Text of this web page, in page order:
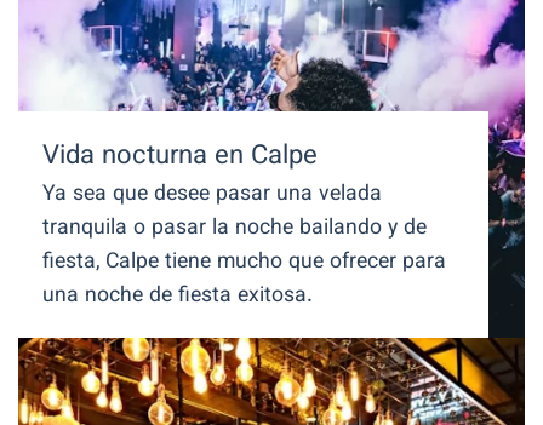
Vida nocturna en Calpe
Ya sea que desee pasar una velada
tranquila o pasar la noche bailando y de
fiesta, Calpe tiene mucho que ofrecer para
una noche de fiesta exitosa.